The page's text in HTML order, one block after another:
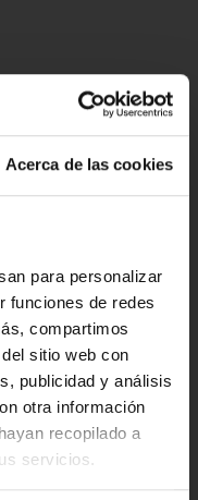
Acerca de las cookies
para personalizar
funciones de redes
compartimos
sitio web con
publicidad y análisis
otra información
recopilado a
servicios.